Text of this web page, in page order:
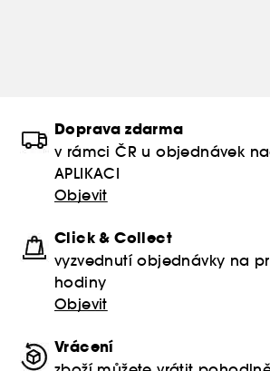
Doprava zdarma
v rámci ČR u objednávek
APLIKACI
Objevit
Click & Collect
vyzvednutí objednávky na
hodiny
Objevit
Vrácení